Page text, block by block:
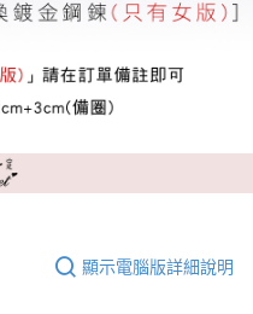
顯示電腦版詳細說明